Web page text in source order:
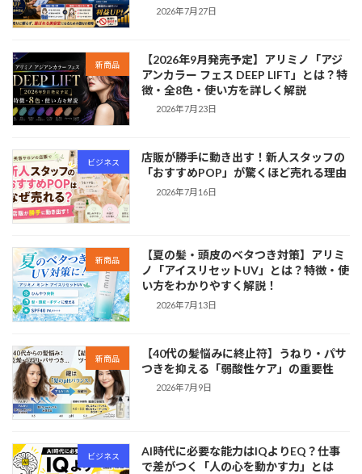
2026年7月27日
新商品
【2026年9月発売予定】アリミノ「アジ
アンカラー フェス DEEP LIFT」とは？特
徴・全8色・使い方を詳しく解説
2026年7月23日
ビジネス
店販が勝手に動き出す！新人スタッフの
「おすすめPOP」が驚くほど売れる理由
2026年7月16日
新商品
【夏の髪・頭皮のベタつき対策】アリミ
ノ「アイスリセットUV」とは？特徴・使
い方をわかりやすく解説！
2026年7月13日
新商品
【40代の髪悩みに終止符】うねり・パサ
つきを抑える「弱酸性ケア」の重要性
2026年7月9日
ビジネス
AI時代に必要な能力はIQよりEQ？仕事
で差がつく「人の心を動かす力」とは